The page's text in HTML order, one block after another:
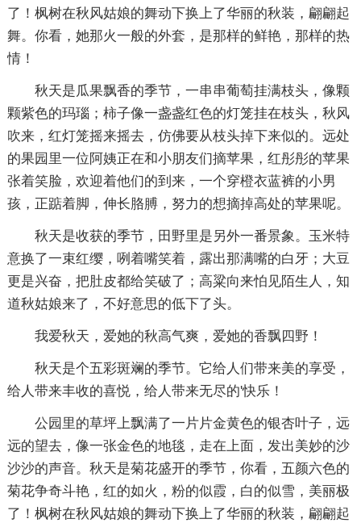
了！枫树在秋风姑娘的舞动下换上了华丽的秋装，翩翩起
舞。你看，她那火一般的外套，是那样的鲜艳，那样的热
情！
秋天是瓜果飘香的季节，一串串葡萄挂满枝头，像颗
颗紫色的玛瑙；柿子像一盏盏红色的灯笼挂在枝头，秋风
吹来，红灯笼摇来摇去，仿佛要从枝头掉下来似的。远处
的果园里一位阿姨正在和小朋友们摘苹果，红彤彤的苹果
张着笑脸，欢迎着他们的到来，一个穿橙衣蓝裤的小男
孩，正踮着脚，伸长胳膊，努力的想摘掉高处的苹果呢。
秋天是收获的季节，田野里是另外一番景象。玉米特
意换了一束红缨，咧着嘴笑着，露出那满嘴的白牙；大豆
更是兴奋，把肚皮都给笑破了；高粱向来怕见陌生人，知
道秋姑娘来了，不好意思的低下了头。
我爱秋天，爱她的秋高气爽，爱她的香飘四野！
秋天是个五彩斑斓的季节。它给人们带来美的享受，
给人带来丰收的喜悦，给人带来无尽的'快乐！
公园里的草坪上飘满了一片片金黄色的银杏叶子，远
远的望去，像一张金色的地毯，走在上面，发出美妙的沙
沙沙的声音。秋天是菊花盛开的季节，你看，五颜六色的
菊花争奇斗艳，红的如火，粉的似霞，白的似雪，美丽极
了！枫树在秋风姑娘的舞动下换上了华丽的秋装，翩翩起